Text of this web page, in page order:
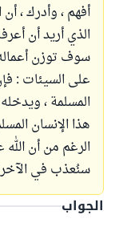
أفهم ، وأدرك ،
الذي أريد أن
سوف توزن
على السيئات :
المسلمة ،
هذا الإنسان
الرغم من أن
سنُعذب في
الجواب